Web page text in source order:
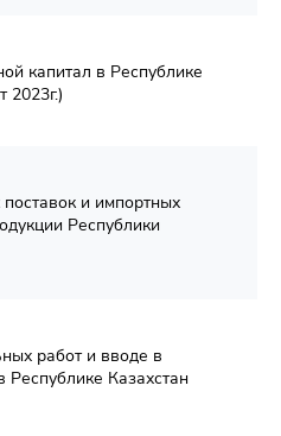
капитал в Республике
2023г.)
и импортных
Республики
работ и вводе в
Республике Казахстан